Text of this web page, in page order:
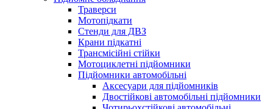
Траверси
Мотопідкати
Стенди для ДВЗ
Крани підкатні
Трансмісійні стійки
Мотоциклетні підйомники
Підйомники автомобільні
Аксесуари для підйомників
Двостійкові автомобільні підйомники